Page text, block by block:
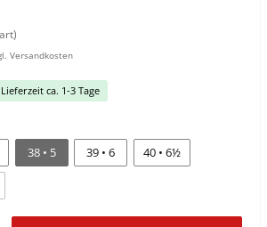
Versandkosten
ca. 1-3 Tage
38 • 5 39 • 6 40 • 6½